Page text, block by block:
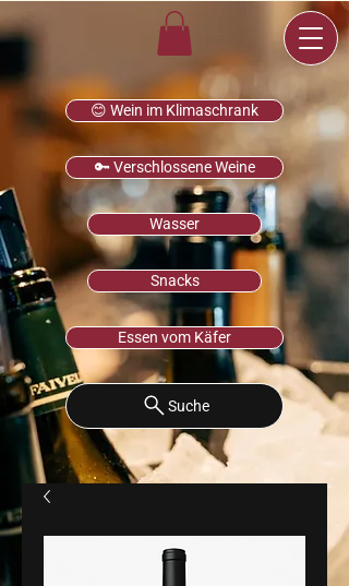
😊 Wein im Klimaschrank
🔑 Verschlossene Weine
Wasser
Snacks
Essen vom Käfer
Suche